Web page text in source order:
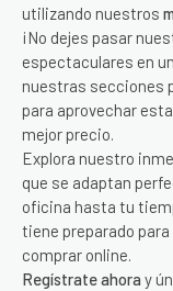
utilizando nuestros
¡No dejes pasar
espectaculares en
nuestras secciones
para aprovechar
mejor precio.
Explora nuestro
que se adaptan
oficina hasta tu
tiene preparado
comprar online.
Regístrate ahora y